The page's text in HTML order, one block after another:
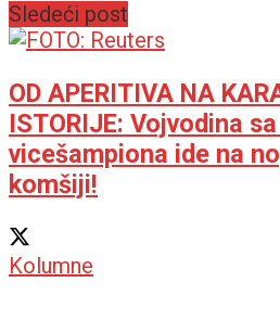
na otvaranju
Sledeći post
OD APERITIVA NA
ISTORIJE: Vojvodina
vicešampiona ide na
komšiji!
Kolumne